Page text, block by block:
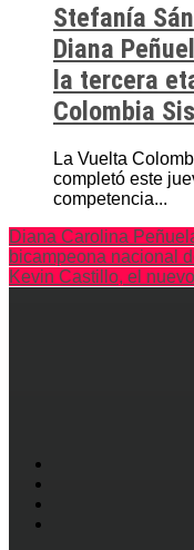
Stefanía
Diana
la tercera
Colombia
La Vuelta
completó este
competencia...
Diana Carolina
bicampeona nacional
Kevin Castillo, el